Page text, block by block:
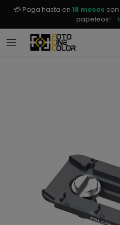
💳 Paga hasta en 18 meses con
papeleos!